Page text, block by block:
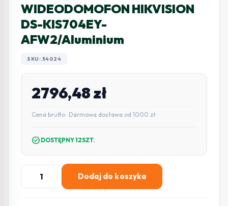
WIDEODOMOFON HIKVISION
DS-KIS704EY-
AFW2/Aluminium
SKU: 54024
2796,48zł
Cena brutto · Darmowa dostawa od 1000 zł
check_circle DOSTĘPNY 12SZT.
ilość
WIDEODOMOFON
Dodaj do koszyka